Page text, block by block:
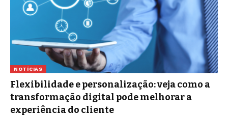
NOTÍCIAS
Flexibilidade e personalização: veja como a
transformação digital pode melhorar a
experiência do cliente